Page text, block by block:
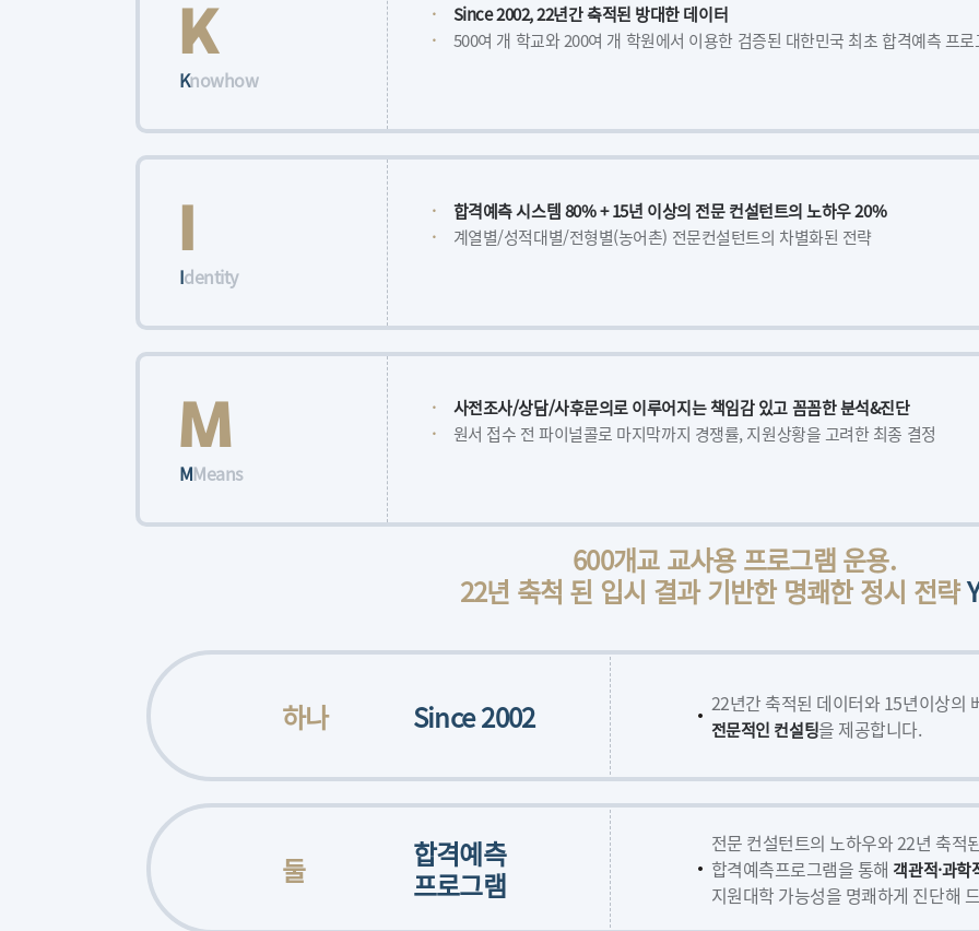
K
Knowhow
·
Since 2002, 22년간 축적된 방대한 데이터
·
500여 개 학교와 200여 개 학원에서 이용한 검증된 대한민국 최초 합격예측 프로
Identity
·
합격예측 시스템 80% + 15년 이상의 전문 컨설턴트의 노하우 20%
·
계열별/성적대별/전형별(농어촌) 전문컨설턴트의 차별화된 전략
M
MMeans
·
사전조사/상담/사후문의로 이루어지는 책임감 있고 꼼꼼한 분석&진단
·
원서 접수 전 파이널콜로 마지막까지 경쟁률, 지원상황을 고려한 최종 결정
600개교 교사용 프로그램 운용.
22년 축척 된 입시 결과 기반한 명쾌한 정시 전략
하나 Since 2002 22년간 축적된 데이터와 15년이상의
전문적인 컨설팅을 제공합니다.
둘
합격예측
프로그램
전문 컨설턴트의 노하우와 22년 축적
합격예측프로그램을 통해 객관적·과학
지원대학 가능성을 명쾌하게 진단해